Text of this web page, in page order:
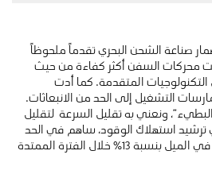
صناعة الشحن البحري تقدماً ملحوظاً
محركات السفن أكثر كفاءة من حيث
المتقدمة. كما أدت
التشغيل إلى الحد من الانبعاثات.
ونعني به تقليل السرعة لتقليل
ترشيد استهلاك الوقود، ساهم في الحد
من كثافة الانبعاثات لكل طن في الميل بنسبة 13٪ خلال الفترة الممتدة